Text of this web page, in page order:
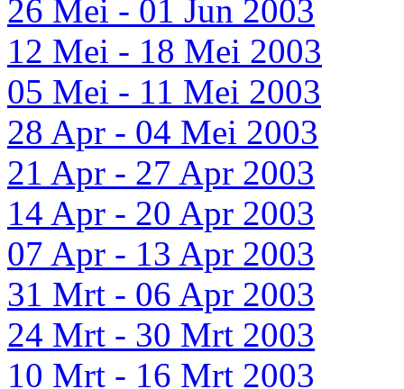
26 Mei - 01 Jun 2003
12 Mei - 18 Mei 2003
05 Mei - 11 Mei 2003
28 Apr - 04 Mei 2003
21 Apr - 27 Apr 2003
14 Apr - 20 Apr 2003
07 Apr - 13 Apr 2003
31 Mrt - 06 Apr 2003
24 Mrt - 30 Mrt 2003
10 Mrt - 16 Mrt 2003